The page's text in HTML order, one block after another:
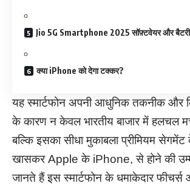
Jio 5G Smartphone 2025 सॉफ़्टवेयर और
क्या iPhone को देगा टक्कर?
यह स्मार्टफोन अपनी आधुनिक तकनीक और
के कारण न केवल भारतीय बाजार में हलचल
बल्कि इसका सीधा मुकाबला प्रीमियम सेगमेंट
खासकर Apple के iPhone, से होने की
जानते हैं इस स्मार्टफोन के धमाकेदार